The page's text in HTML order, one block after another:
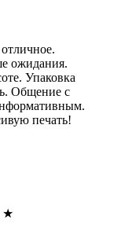
ожидания.
Упаковка
Общение с
печать!
★